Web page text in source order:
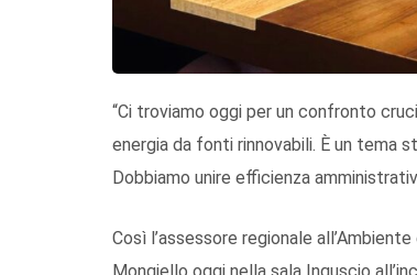
“Ci troviamo oggi per un confronto
energia da fonti rinnovabili. È un tema
Dobbiamo unire efficienza
Così l’assessore regionale
Mongiello oggi nella sala Inguscio